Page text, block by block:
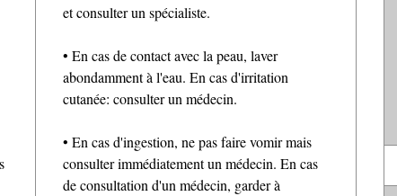
et consulter un spécialiste.
• En cas de contact avec la peau, laver
abondamment à l'eau. En cas d'irritation
cutanée: consulter un médecin.
• En cas d'ingestion, ne pas faire vomir mais
consulter immédiatement un médecin. En cas
de consultation d'un médecin, garder à